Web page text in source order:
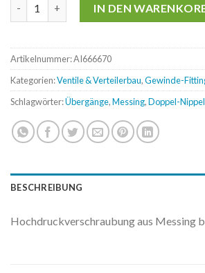
IN DEN
Artikelnummer:AI666670
Kategorien:Ventile & Verteilerbau,Gewinde-
Schlagwörter:Übergänge,Messing,Doppel-Nippel
BESCHREIBUNG
Hochdruckverschraubung aus Messing